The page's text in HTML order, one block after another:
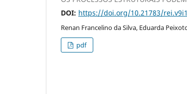
DOI: https://doi.org/10.21783/
Renan Francelino da Silva, Eduarda
pdf